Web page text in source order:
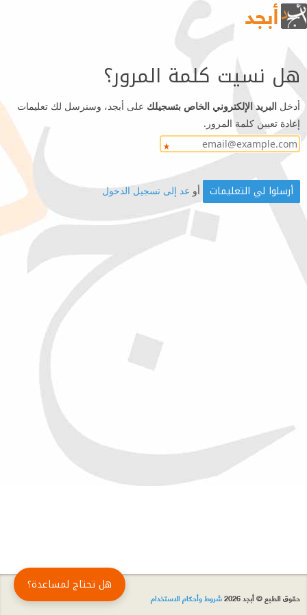
هل نسيت كلمة المرور؟
أدخل البريد الإلكتروني الخاص بتسجيلك على أبجد، وسنرسل لك تعليمات
إعادة تعيين كلمة المرور.
أو عد إلى تسجيل الدخول
حقوق الطبع © أبجد 2026 شروط وأحكام الاستخدام
هل تحتاج لمساعدة؟